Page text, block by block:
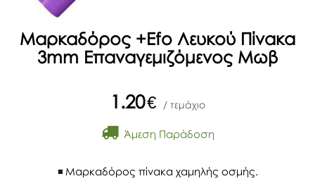
Μαρκαδόρος +Efo Λευκού Πίνακα
3mm Επαναγεμιζόμενος Μωβ
1.20€ / τεμάχιο
Άμεση Παράδοση
Μαρκαδόρος πίνακα χαμηλής οσμής.